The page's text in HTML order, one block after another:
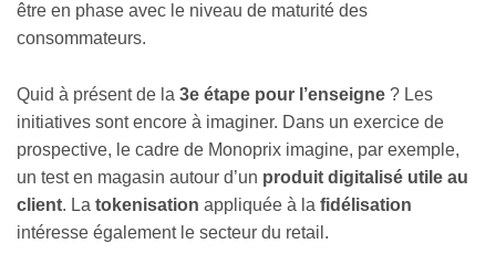
être en phase avec le niveau de maturité des
consommateurs.
Quid à présent de la 3e étape pour l’enseigne ? Les
initiatives sont encore à imaginer. Dans un exercice de
prospective, le cadre de Monoprix imagine, par exemple,
un test en magasin autour d’un produit digitalisé utile au
client. La tokenisation appliquée à la fidélisation
intéresse également le secteur du retail.